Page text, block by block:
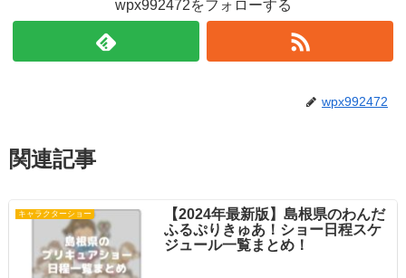
wpx992472をフォローする
wpx992472
関連記事
キャラクターショー
【2024年最新版】島根県のわんだ
ふるぷりきゅあ！ショー日程スケ
ジュール一覧まとめ！